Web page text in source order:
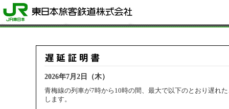
2026年7月2日（木）
青梅線の列車が7時から10時の間、最大で以下のとおり遅れ
します。